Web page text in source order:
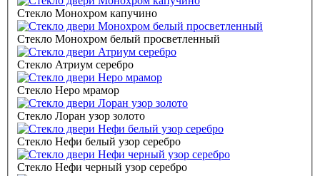
Стекло Монохром капучино
Стекло Монохром белый просветленный
Стекло Атриум серебро
Стекло Неро мрамор
Стекло Лоран узор золото
Стекло Нефи белый узор серебро
Стекло Нефи черный узор серебро